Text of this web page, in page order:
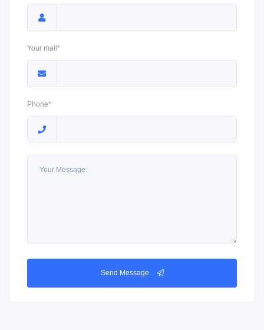
Your mail*
Phone*
Send Message